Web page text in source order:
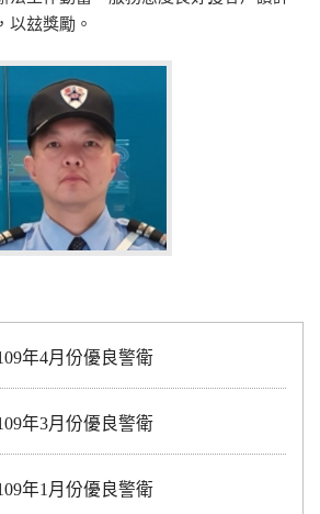
年4月份優良警衛
年3月份優良警衛
年1月份優良警衛
以玆獎勵。